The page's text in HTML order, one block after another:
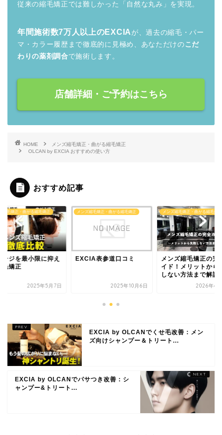
従来の縮毛矯正では難しかった「自然な丸み」を実現。
年間施術数7万人以上のEXCIA が、過去の縮毛・パー
マ・カラー履歴まで徹底的に見極め、あなただけのこだ
わりの薬剤調合で施術します。
店舗詳細・ご予約はこちら
HOME
メンズ縮毛矯正・曲がる縮毛矯正
OLCAN by EXCIA おすすめの使い方
おすすめ記事
縮毛矯正・曲がる縮毛矯正
表参道口コミ
2025年10月6日
メンズ縮毛矯正・曲がる縮毛矯正
メンズ縮毛矯正の完全ガ
2026年4月21日
メンズ縮毛矯正・曲がる縮毛矯正
ダメージを最小限に
る縮毛矯正
2025年5
EXCIA by OLCANでくせ毛改善：メン
ズ向けシャンプー＆トリート...
EXCIA by OLCANでパサつき改善：シ
ャンプー&トリート...